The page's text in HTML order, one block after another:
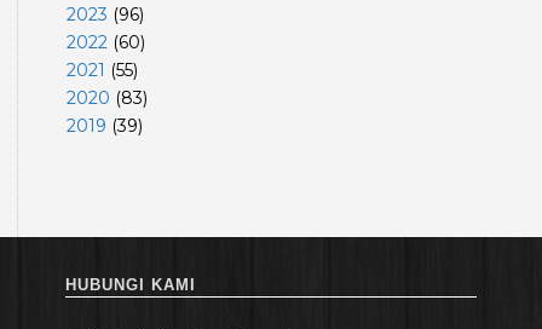
2023 (96)
2022 (60)
2021 (55)
2020 (83)
2019 (39)
HUBUNGI KAMI